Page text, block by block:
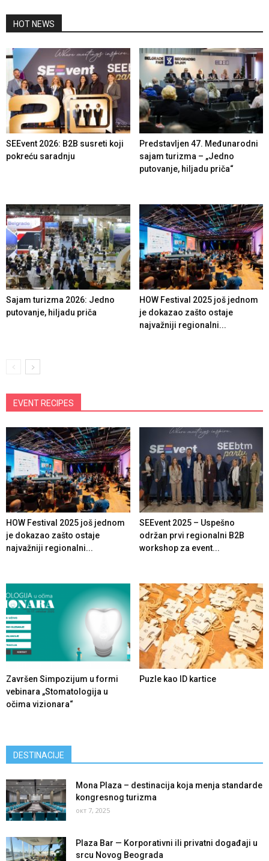
HOT NEWS
SEEvent 2026: B2B susreti koji
pokreću saradnju
Predstavljen 47. Međunarodni
sajam turizma – „Jedno
putovanje, hiljadu priča“
Sajam turizma 2026: Jedno
putovanje, hiljadu priča
HOW Festival 2025 još jednom
je dokazao zašto ostaje
najvažniji regionalni...
EVENT RECIPES
HOW Festival 2025 još jednom
je dokazao zašto ostaje
najvažniji regionalni...
SEEvent 2025 – Uspešno
održan prvi regionalni B2B
workshop za event...
Završen Simpozijum u formi
vebinara „Stomatologija u
očima vizionara“
Puzle kao ID kartice
DESTINACIJE
Mona Plaza – destinacija koja menja standarde
kongresnog turizma
окт 7, 2025
Plaza Bar — Korporativni ili privatni događaji u
srcu Novog Beograda